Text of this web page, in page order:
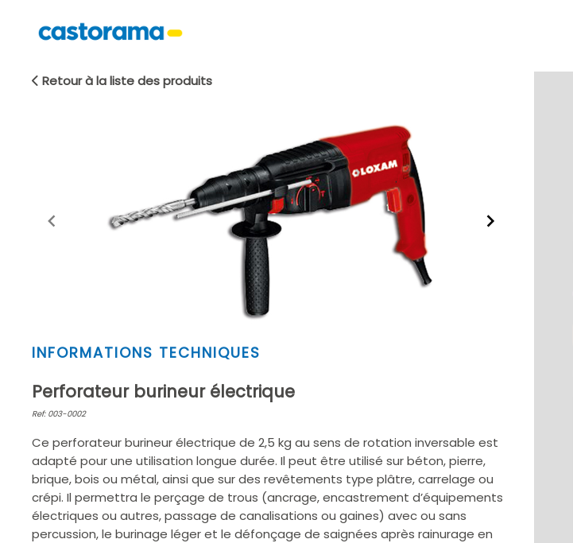
Retour à la liste des produits
Item
of
2
INFORMATIONS TECHNIQUES
Perforateur burineur électrique
Ref: 003-0002
Ce perforateur burineur électrique de 2,5 kg au sens de rotation inversable est
adapté pour une utilisation longue durée. Il peut être utilisé sur béton, pierre,
brique, bois ou métal, ainsi que sur des revêtements type plâtre, carrelage ou
crépi. Il permettra le perçage de trous (ancrage, encastrement d’équipements
électriques ou autres, passage de canalisations ou gaines) avec ou sans
percussion, le burinage léger et le défonçage de saignées après rainurage en